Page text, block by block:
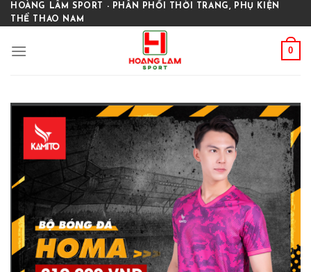
Skip
to
HOÀNG LÂM SPORT - PHÂN PHỐI THỜI TRANG, PHỤ KIỆN
THỂ THAO NAM
0